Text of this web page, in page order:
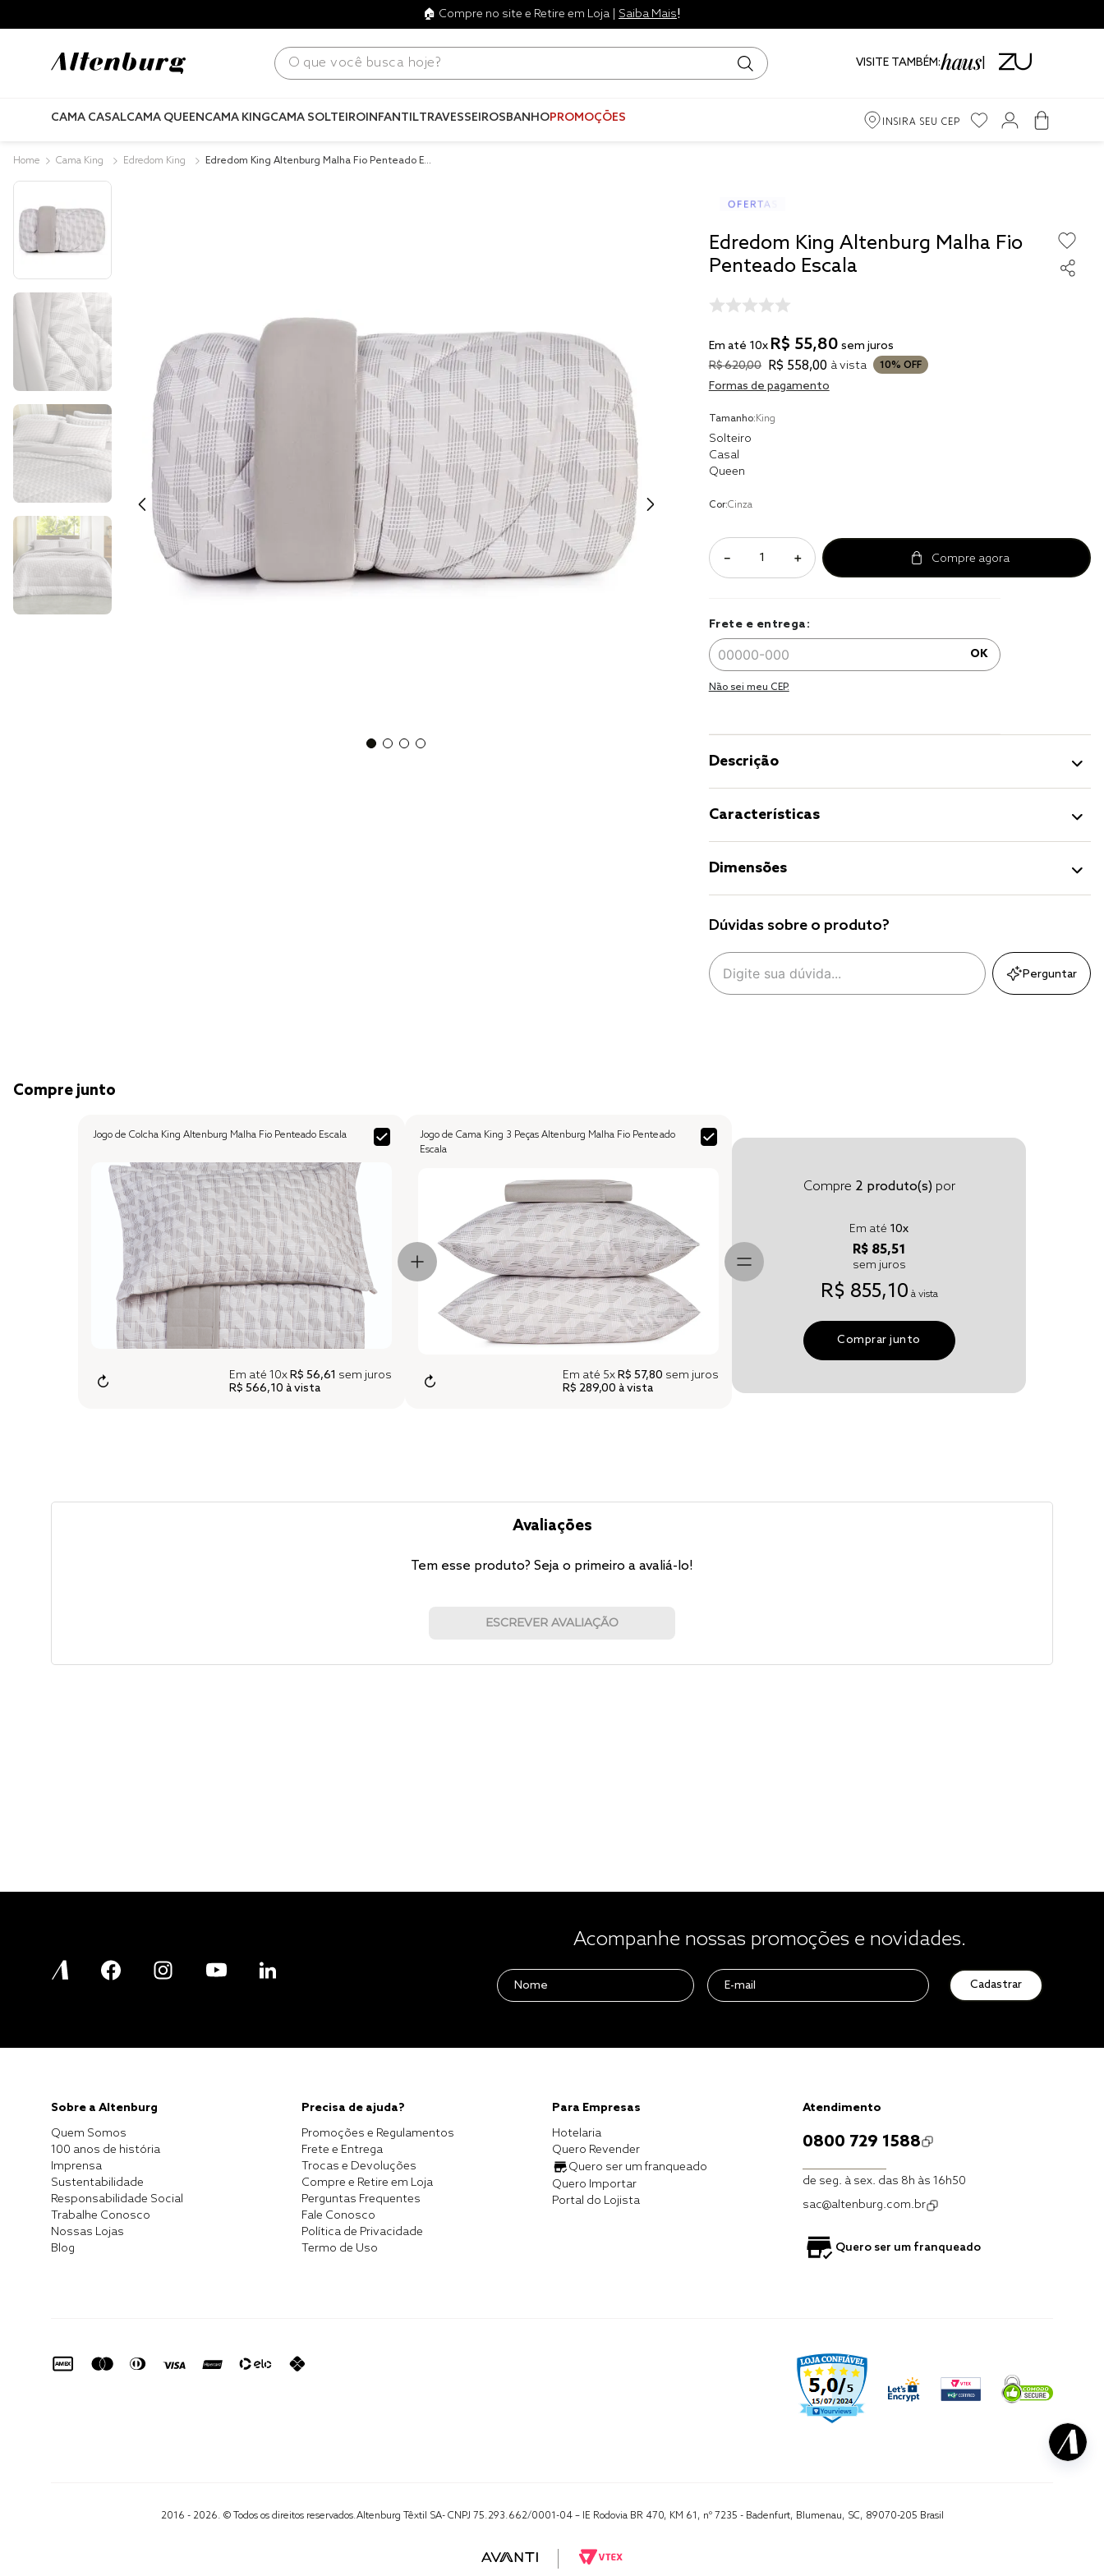
🏠 Compre no site e Retire em Loja | Saiba Mais!
O que você busca hoje?
VISITE TAMBÉM:
CAMA CASALCAMA QUEENCAMA KINGCAMA SOLTEIROINFANTILTRAVESSEIROSBANHOPROMOÇÕES INSIRA SEU CEP
Cama King Edredom King
Edredom King Altenburg Malha Fio Penteado Esc
Edredom King Altenburg Malha Fio
Penteado Escala
Em até 10x R$ 55,80 sem juros
R$620,00 R$ 558,00 à vista 10% OFF
Formas de pagamento
Tamanho:King
Solteiro
Casal
Queen
Cor:Cinza
＋
－
Frete e entrega:
OK
Não sei meu CEP.
Descrição
Características
Dimensões
Dúvidas sobre o produto?
Perguntar
Compre junto
Jogo de Colcha King Altenburg Malha Fio Penteado Escala
↻ Em até 10xR$ 56,61 sem juros
R$ 566,10 à vista
Jogo de Cama King 3 Peças Altenburg Malha Fio Penteado
Escala
↻ Em até 5xR$ 57,80 sem juros
R$ 289,00 à vista
Compre 2 produto(s)por
Em até 10x
R$ 85,51
sem juros
R$ 855,10 à vista
Comprar junto
Avaliações
Tem esse produto? Seja o primeiro a avaliá-lo!
ESCREVER AVALIAÇÃO
Acompanhe nossas promoções e novidades.
Cadastrar
Sobre a Altenburg
Quem Somos
100 anos de história
Imprensa
Sustentabilidade
Responsabilidade Social
Trabalhe Conosco
Nossas Lojas
Blog
Precisa de ajuda?
Promoções e Regulamentos
Frete e Entrega
Trocas e Devoluções
Compre e Retire em Loja
Perguntas Frequentes
Fale Conosco
Política de Privacidade
Termo de Uso
Para Empresas
Hotelaria
Quero Revender
Quero ser um franqueado
Quero Importar
Portal do Lojista
Atendimento
0800 729 1588
de seg. à sex. das 8h às 16h50
sac@altenburg.com.br
Quero ser um franqueado
2016 - 2026. © Todos os direitos reservados.Altenburg Têxtil SA- CNPJ 75.293.662/0001-04 – IE Rodovia BR 470, KM 61, nº 7235 - Badenfurt, Blumenau, SC, 89070-205 Brasil
jogos cama
cobre leito
cobertor
casal